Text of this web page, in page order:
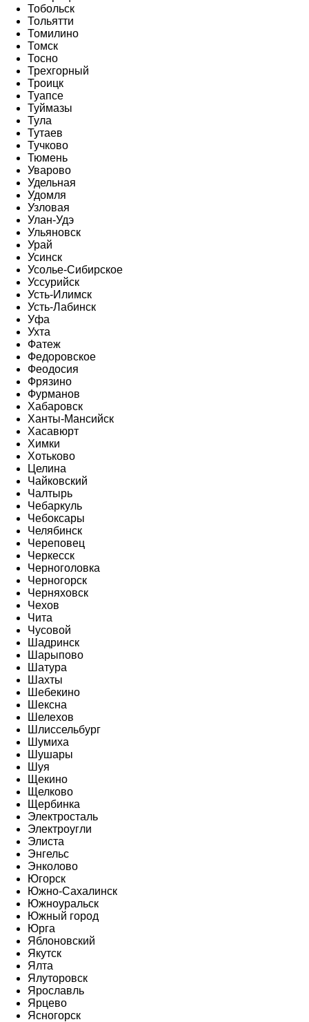
Тобольск
Тольятти
Томилино
Томск
Тосно
Трехгорный
Троицк
Туапсе
Туймазы
Тула
Тутаев
Тучково
Тюмень
Уварово
Удельная
Удомля
Узловая
Улан-Удэ
Ульяновск
Урай
Усинск
Усолье-Сибирское
Уссурийск
Усть-Илимск
Усть-Лабинск
Уфа
Ухта
Фатеж
Федоровское
Феодосия
Фрязино
Фурманов
Хабаровск
Ханты-Мансийск
Хасавюрт
Химки
Хотьково
Целина
Чайковский
Чалтырь
Чебаркуль
Чебоксары
Челябинск
Череповец
Черкесск
Черноголовка
Черногорск
Черняховск
Чехов
Чита
Чусовой
Шадринск
Шарыпово
Шатура
Шахты
Шебекино
Шексна
Шелехов
Шлиссельбург
Шумиха
Шушары
Шуя
Щекино
Щелково
Щербинка
Электросталь
Электроугли
Элиста
Энгельс
Энколово
Югорск
Южно-Сахалинск
Южноуральск
Южный город
Юрга
Яблоновский
Якутск
Ялта
Ялуторовск
Ярославль
Ярцево
Ясногорск